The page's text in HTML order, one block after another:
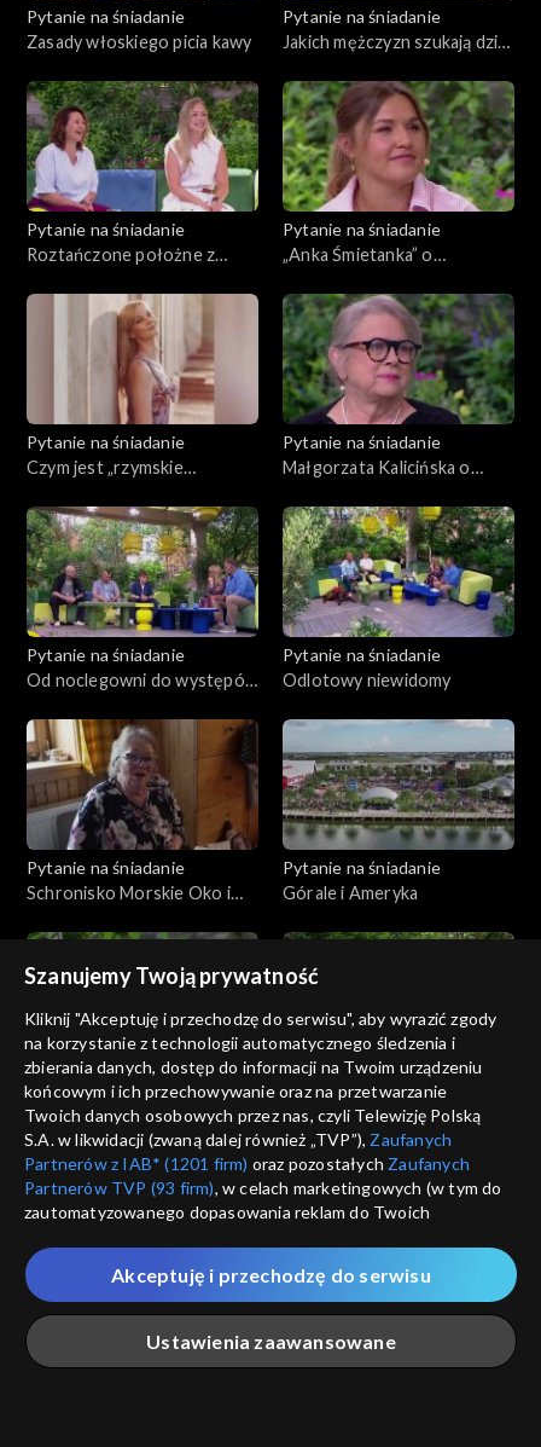
Pytanie na śniadanie
Zasady włoskiego picia kawy
Pytanie na śniadanie
Jakich mężczyzn szukają dziś
Pytanie na śniadanie
Roztańczone położne z
Pytanie na śniadanie
„Anka Śmietanka” o
Pytanie na śniadanie
Czym jest „rzymskie
Pytanie na śniadanie
Małgorzata Kalicińska o
Pytanie na śniadanie
Od noclegowni do występów
Pytanie na śniadanie
Odlotowy niewidomy
Pytanie na śniadanie
Schronisko Morskie Oko i
Pytanie na śniadanie
Górale i Ameryka
Pytanie na śniadanie
Życie między Polską a
Kazachstanem
Pytanie na śniadanie
Wakacje bez małżonka –
pomysł na spędzenie urlopu
Pytanie na śniadanie
Janina Bolisęga – 85-latka
zakochana w futbolu
Pytanie na śniadanie
Powracanie do życia po
wypadku motocyklowym
Szanujemy Twoją prywatność
Kliknij "Akceptuję i przechodzę do serwisu", aby wyrazić zgody
na korzystanie z technologii automatycznego śledzenia i
zbierania danych, dostęp do informacji na Twoim urządzeniu
końcowym i ich przechowywanie oraz na przetwarzanie
Twoich danych osobowych przez nas, czyli Telewizję Polską
S.A. w likwidacji (zwaną dalej również „TVP”), Zaufanych
Partnerów z IAB* (1201 firm) oraz pozostałych Zaufanych
Partnerów TVP (93 firm), w celach marketingowych (w tym do
zautomatyzowanego dopasowania reklam do Twoich
które wskazujemy poniżej, a także zgody na udostępnianie
przez nas identyfikatora PPID do Google.
Twoje dane osobowe zbierane podczas odwiedzania przez
Ciebie naszych
poszczególnych serwisówzwanych dalej
„Portalem”, w tym informacje zapisywane za pomocą
Ustawienia zaawansowane
Akceptuję i przechodzę do serwisu